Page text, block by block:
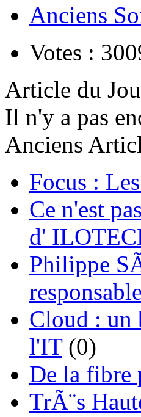
Anciens
Votes :
Article du
Il n'y a pas
Anciens
Focus :
Ce n'est
d'
Philippe
Cloud : un
l'IT(0)
De la
TrÃ¨s